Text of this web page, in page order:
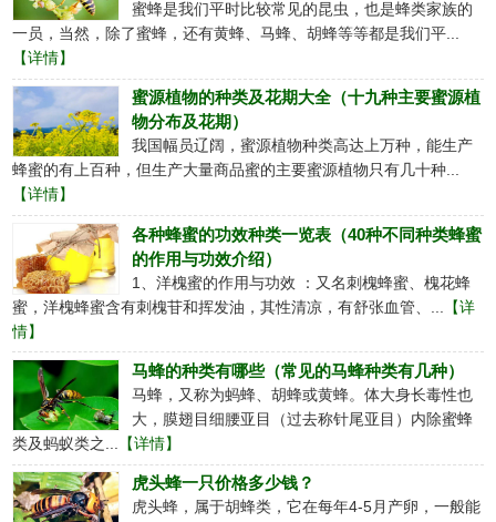
蜜蜂是我们平时比较常见的昆虫，也是蜂类家族的
一员，当然，除了蜜蜂，还有黄蜂、马蜂、胡蜂等等都是我们平...
【详情】
蜜源植物的种类及花期大全（十九种主要蜜源植
物分布及花期）
我国幅员辽阔，蜜源植物种类高达上万种，能生产
蜂蜜的有上百种，但生产大量商品蜜的主要蜜源植物只有几十种...
【详情】
各种蜂蜜的功效种类一览表（40种不同种类蜂蜜
的作用与功效介绍）
1、洋槐蜜的作用与功效 ：又名刺槐蜂蜜、槐花蜂
蜜，洋槐蜂蜜含有刺槐苷和挥发油，其性清凉，有舒张血管、...
【详
情】
马蜂的种类有哪些（常见的马蜂种类有几种）
马蜂，又称为蚂蜂、胡蜂或黄蜂。体大身长毒性也
大，膜翅目细腰亚目（过去称针尾亚目）内除蜜蜂
类及蚂蚁类之...
【详情】
虎头蜂一只价格多少钱？
虎头蜂，属于胡蜂类，它在每年4-5月产卵，一般能